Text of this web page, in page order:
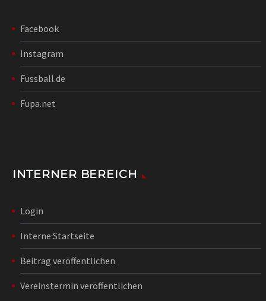
Facebook
Instagram
Fussball.de
Fupa.net
INTERNER BEREICH
Login
Interne Startseite
Beitrag veröffentlichen
Vereinstermin veröffentlichen